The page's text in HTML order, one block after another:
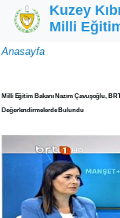
Ana içeriğe atla
Kuzey
Milli
Sayfa
Anasayfa
Milli Eğitim Bakanı Nazım Çavuşoğlu,
Değerlendirmelerde Bulundu